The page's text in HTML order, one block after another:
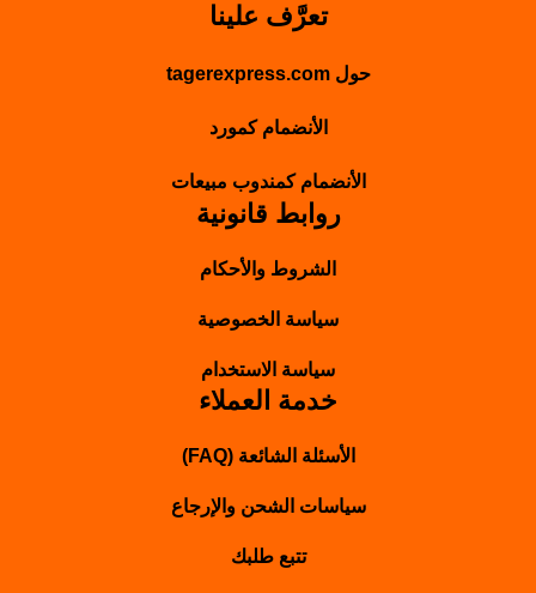
تعرَّف علينا
حول tagerexpress.com
الأنضمام كمورد
الأنضمام كمندوب مبيعات
روابط قانونية
الشروط والأحكام
سياسة الخصوصية
سياسة الاستخدام
خدمة العملاء
الأسئلة الشائعة (FAQ)
سياسات الشحن والإرجاع
تتبع طلبك